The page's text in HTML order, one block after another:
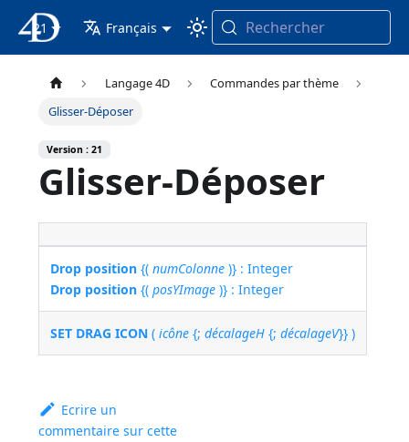
4D Documentation
21 Français Rechercher
Langage 4D
Commandes par thème
Glisser-Déposer
Version : 21
Glisser-Déposer
Drop position {(numColonne )} : Integer
Drop position {(posYImage )} : Integer
SET DRAG ICON (icône {;décalageH {;décalageV}} )
Ecrire un
commentaire sur cette